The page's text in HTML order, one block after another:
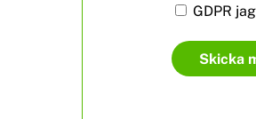
GDPR
Skicka